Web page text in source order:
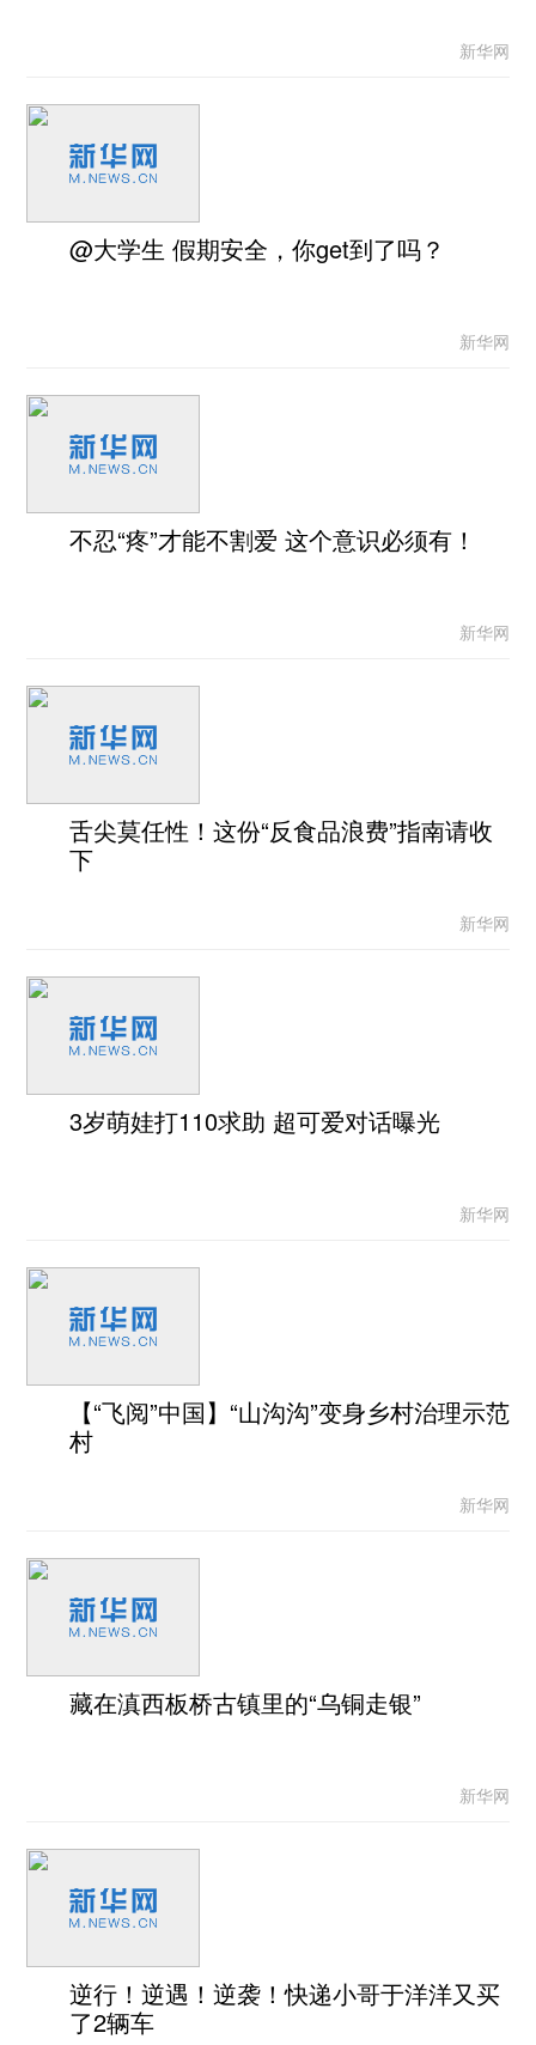
新华网
@大学生 假期安全，你get到了吗？
新华网
不忍“疼”才能不割爱 这个意识必须有！
新华网
舌尖莫任性！这份“反食品浪费”指南请收
下
新华网
3岁萌娃打110求助 超可爱对话曝光
新华网
【“飞阅”中国】“山沟沟”变身乡村治理示范
村
新华网
藏在滇西板桥古镇里的“乌铜走银”
新华网
逆行！逆遇！逆袭！快递小哥于洋洋又买
了2辆车